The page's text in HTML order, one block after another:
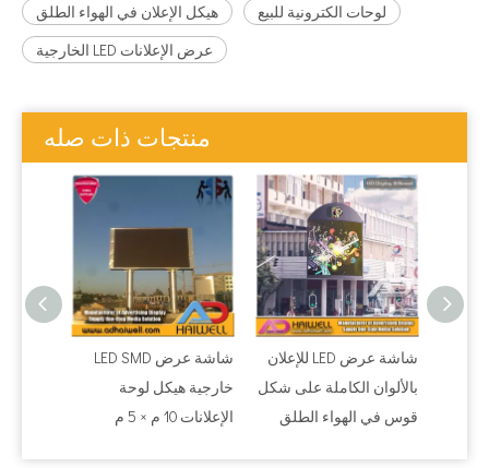
هيكل الإعلان في الهواء الطلق
لوحات الكترونية للبيع
عرض الإعلانات LED الخارجية
منتجات ذات صله
شاشة عرض LED SMD
خارجية هيكل لوحة
الإعلانات 10 م × 5 م
شاشة عرض LED للإعلان
بالألوان الكاملة على شكل
قوس في الهواء الطلق